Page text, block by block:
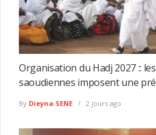
Organisation du Hadj 2027 ::
saoudiennes imposent une
By Dieyna SENE 2 jours ago